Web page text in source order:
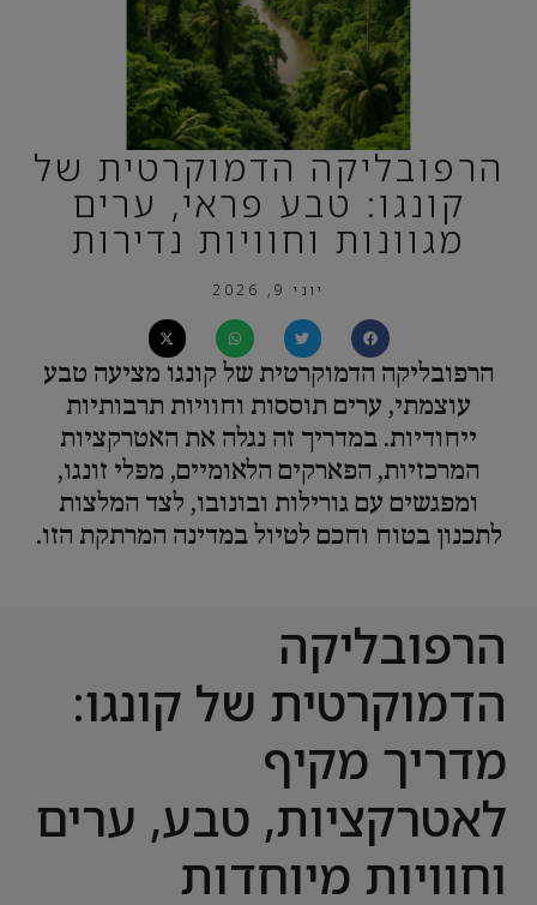
הרפובליקה הדמוקרטית של
קונגו: טבע פראי, ערים
מגוונות וחוויות נדירות
יוני 9, 2026
הרפובליקה הדמוקרטית של קונגו מציעה טבע
עוצמתי, ערים תוססות וחוויות תרבותיות
ייחודיות. במדריך זה נגלה את האטרקציות
המרכזיות, הפארקים הלאומיים, מפלי זונגו,
ומפגשים עם גורילות ובונובו, לצד המלצות
לתכנון בטוח וחכם לטיול במדינה המרתקת הזו.
הרפובליקה
הדמוקרטית של קונגו:
מדריך מקיף
לאטרקציות, טבע, ערים
וחוויות מיוחדות